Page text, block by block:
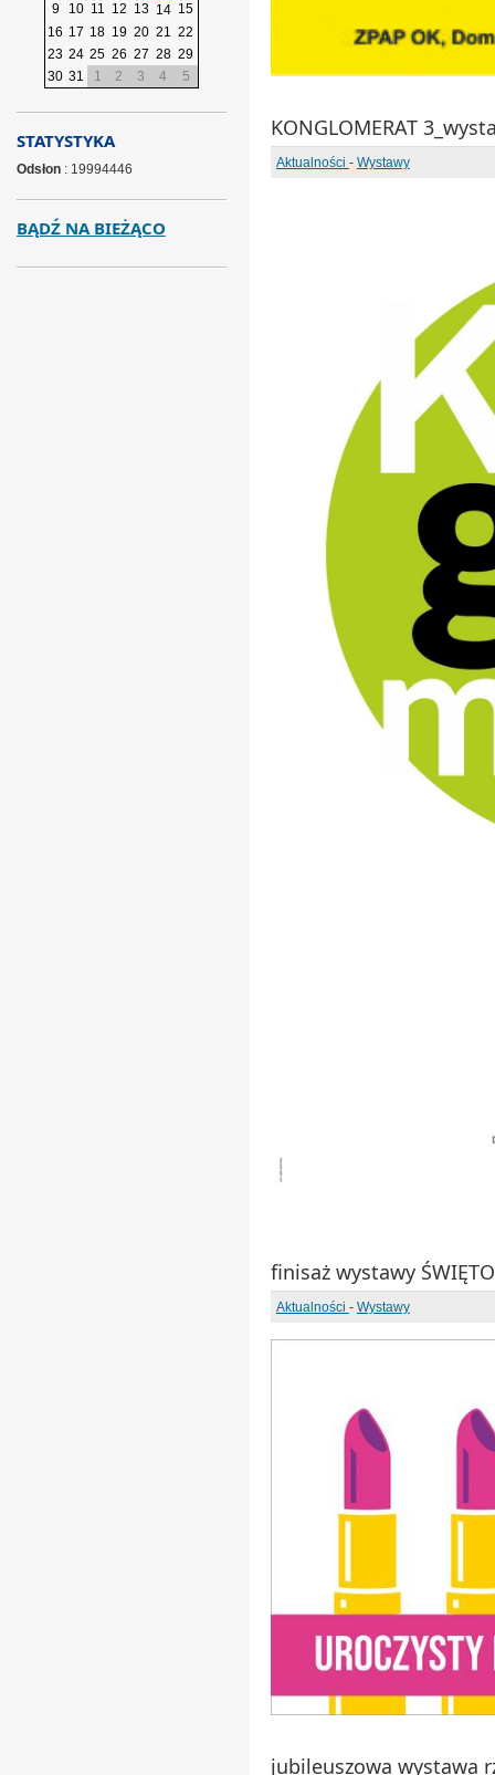
KONGLOMERAT
Aktualności - Wystawy
finisaż wystawy
Aktualności - Wystawy
jubileuszowa wystawa
9
10 11 12 13 14 15
16 17 18 19 20 21 22
23 24 25 26 27 28 29
30 31 1 2 3 4 5
STATYSTYKA
Odsłon: 19994446
BĄDŹ NA BIEŻĄCO